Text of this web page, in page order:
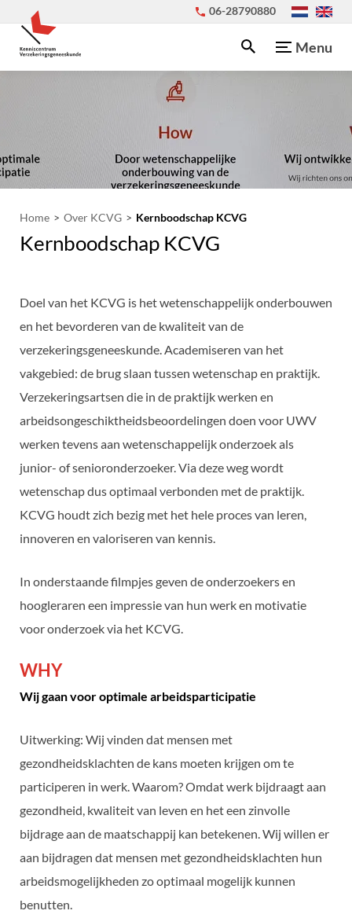
06-28790880
Menu
Home Over KCVG Kernboodschap KCVG
Kernboodschap KCVG
Doel van het KCVG is het wetenschappelijk onderbouwen
en het bevorderen van de kwaliteit van de
verzekeringsgeneeskunde. Academiseren van het
vakgebied: de brug slaan tussen wetenschap en praktijk.
Verzekeringsartsen die in de praktijk werken en
arbeidsongeschiktheidsbeoordelingen doen voor UWV
werken tevens aan wetenschappelijk onderzoek als
junior- of senioronderzoeker. Via deze weg wordt
wetenschap dus optimaal verbonden met de praktijk.
KCVG houdt zich bezig met het hele proces van leren,
innoveren en valoriseren van kennis.
In onderstaande filmpjes geven de onderzoekers en
hoogleraren een impressie van hun werk en motivatie
voor onderzoek via het KCVG.
WHY
Wij gaan voor optimale arbeidsparticipatie
Uitwerking: Wij vinden dat mensen met
gezondheidsklachten de kans moeten krijgen om te
participeren in werk. Waarom? Omdat werk bijdraagt aan
gezondheid, kwaliteit van leven en het een zinvolle
bijdrage aan de maatschappij kan betekenen. Wij willen er
aan bijdragen dat mensen met gezondheidsklachten hun
arbeidsmogelijkheden zo optimaal mogelijk kunnen
benutten.